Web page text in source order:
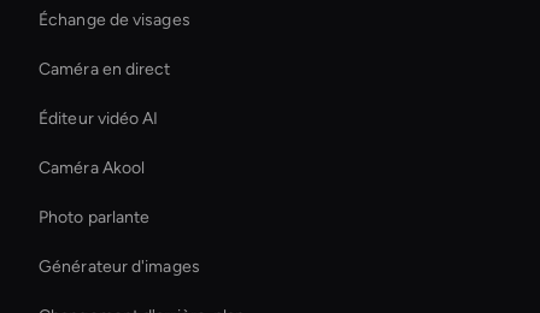
Échange de visages
Caméra en direct
Éditeur vidéo AI
Caméra Akool
Photo parlante
Générateur d'images